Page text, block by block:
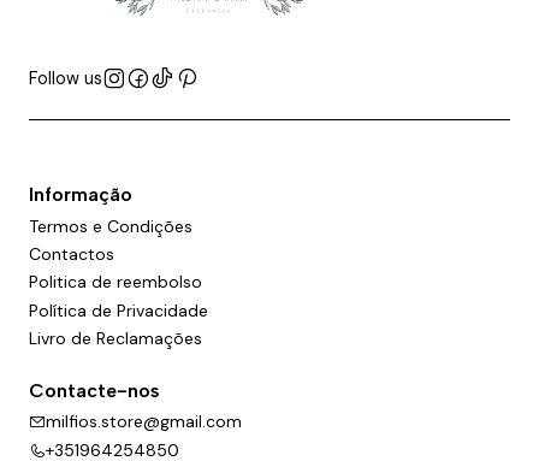
Follow us
Informação
Termos e Condições
Contactos
Politica de reembolso
Política de Privacidade
Livro de Reclamações
Contacte-nos
milfios.store@gmail.com
+351964254850